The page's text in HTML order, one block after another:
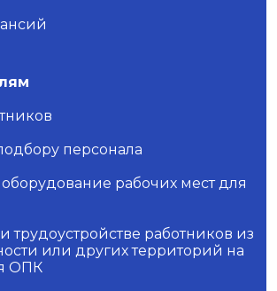
персонала
рабочих мест для
трудоустройстве работников из
или других территорий на
ОПК